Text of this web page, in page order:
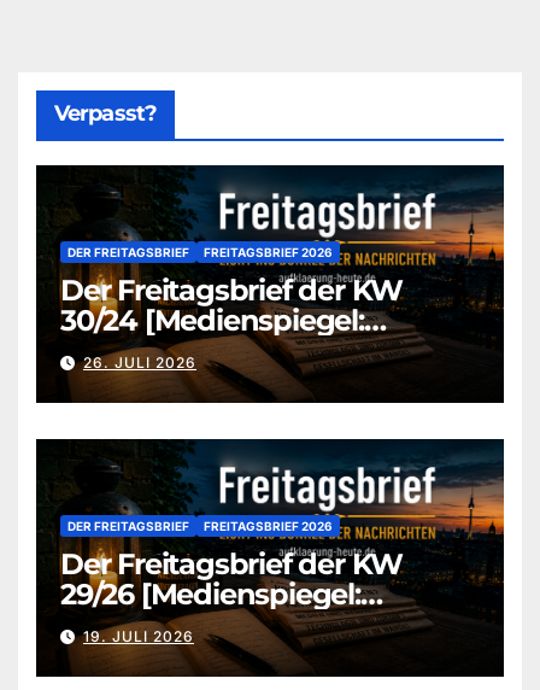
Verpasst?
DER FREITAGSBRIEF FREITAGSBRIEF 2026
Der Freitagsbrief der KW
30/24 [Medienspiegel:
aufklaerung-heute-de]
26. JULI 2026
DER FREITAGSBRIEF FREITAGSBRIEF 2026
Der Freitagsbrief der KW
29/26 [Medienspiegel:
aufklaerung-heute.de]
19. JULI 2026